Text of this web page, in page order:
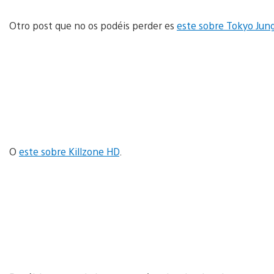
Otro post que no os podéis perder es este sobre Tokyo
O este sobre Killzone HD